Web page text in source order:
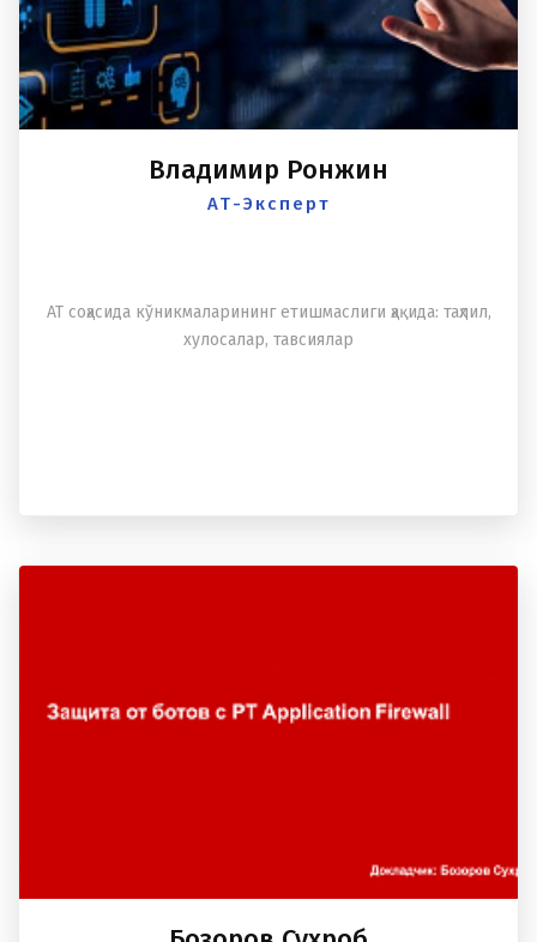
Владимир Ронжин
АТ-Эксперт
АТ соҳасида кўникмаларининг етишмаслиги ҳақида: таҳлил,
xулосалар, тавсиялар